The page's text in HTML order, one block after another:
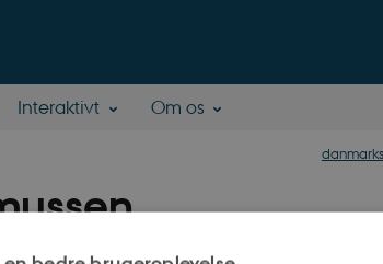
Interaktivt Om os